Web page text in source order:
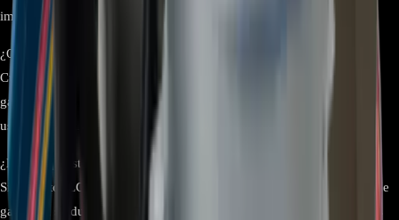
impulsa el ventilador encargado de disipar el calor.
¿Qué garantía tiene este motor?
Cuenta con una garantía de 3 meses por defectos de fabricación. La
garantía no cubre daños por mala instalación, sobrecarga eléctrica o
uso inadecuado.
¿Es un repuesto original?
Sí, el motor LG DC EAU63103205 es un repuesto original LG, lo que
garantiza su durabilidad, compatibilidad y eficiencia operativa en los